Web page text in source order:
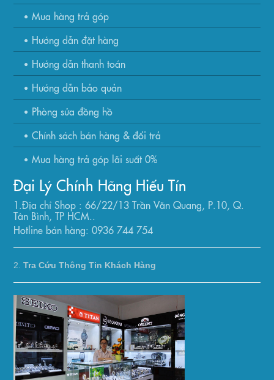
Mua hàng trả góp
Hướng dẫn đặt hàng
Hướng dẫn thanh toán
Hướng dẫn bảo quản
Phòng sửa đồng hồ
Chính sách bán hàng & đổi trả
Mua hàng trả góp lãi suất 0%
Đại Lý Chính Hãng Hiếu Tín
1.Địa chỉ Shop : 66/22/13 Trần Văn Quang, P.10, Q.
Tân Bình, TP HCM..
Hotline bán hàng: 0936 744 754
2.Tra Cứu Thông Tin Khách Hàng